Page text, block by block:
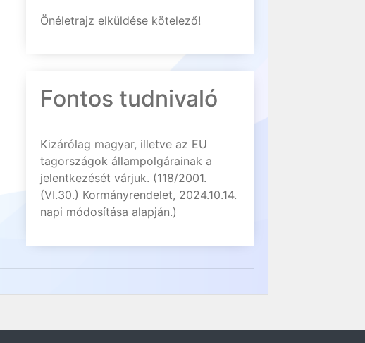
Önéletrajz elküldése kötelező!
Fontos tudnivaló
Kizárólag magyar, illetve az EU
tagországok állampolgárainak a
jelentkezését várjuk. (118/2001.
(VI.30.) Kormányrendelet, 2024.10.14.
napi módosítása alapján.)